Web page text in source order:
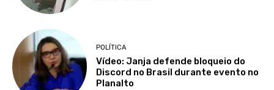
POLÍTICA
Vídeo: Janja defende bloqueio do
Discord no Brasil durante evento no
Planalto